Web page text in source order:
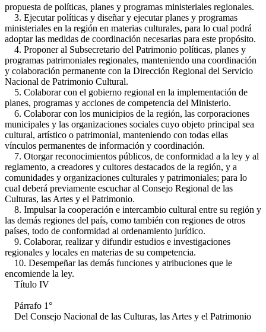
propuesta de políticas, planes y programas ministeriales regionales.
3. Ejecutar políticas y diseñar y ejecutar planes y programas
ministeriales en la región en materias culturales, para lo cual podrá
adoptar las medidas de coordinación necesarias para este propósito.
4. Proponer al Subsecretario del Patrimonio políticas, planes y
programas patrimoniales regionales, manteniendo una coordinación
y colaboración permanente con la Dirección Regional del Servicio
Nacional de Patrimonio Cultural.
5. Colaborar con el gobierno regional en la implementación de
planes, programas y acciones de competencia del Ministerio.
6. Colaborar con los municipios de la región, las corporaciones
municipales y las organizaciones sociales cuyo objeto principal sea
cultural, artístico o patrimonial, manteniendo con todas ellas
vínculos permanentes de información y coordinación.
7. Otorgar reconocimientos públicos, de conformidad a la ley y al
reglamento, a creadores y cultores destacados de la región, y a
comunidades y organizaciones culturales y patrimoniales; para lo
cual deberá previamente escuchar al Consejo Regional de las
Culturas, las Artes y el Patrimonio.
8. Impulsar la cooperación e intercambio cultural entre su región y
las demás regiones del país, como también con regiones de otros
países, todo de conformidad al ordenamiento jurídico.
9. Colaborar, realizar y difundir estudios e investigaciones
regionales y locales en materias de su competencia.
10. Desempeñar las demás funciones y atribuciones que le
encomiende la ley.
Título IV
Párrafo 1°
Del Consejo Nacional de las Culturas, las Artes y el Patrimonio